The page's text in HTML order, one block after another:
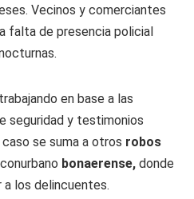
Vecinos y comerciantes
falta de presencia policial
en base a las
seguridad y testimonios
se suma a otros robos
bonaerense, donde
a los delincuentes.